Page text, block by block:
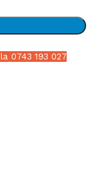
0743 193 027